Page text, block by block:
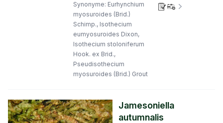
Synonyme: Eurhynchium
myosuroides (Brid.)
Schimp., Isothecium
eumyosuroides Dixon,
Isothecium stoloniferum
Hook. ex Brid.,
Pseudisothecium
myosuroides (Brid.) Grout
Jamesoniella
autumnalis